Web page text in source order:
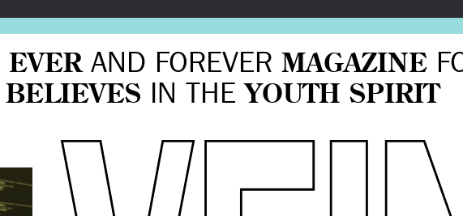
EVERAND FOREVER MAGAZINE
BELIEVES IN THE YOUTH SPIRIT